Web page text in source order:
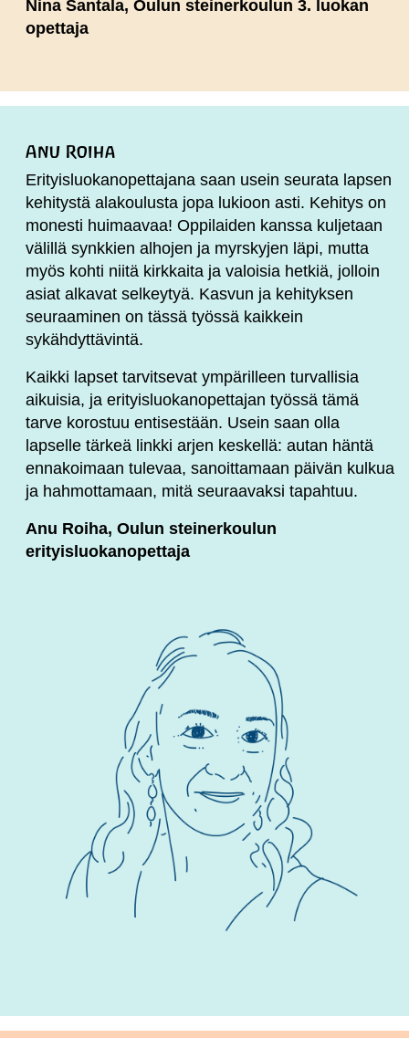
Nina Santala, Oulun steinerkoulun 3. luokan
opettaja
Anu Roiha
Erityisluokanopettajana saan usein seurata lapsen
kehitystä alakoulusta jopa lukioon asti. Kehitys on
monesti huimaavaa! Oppilaiden kanssa kuljetaan
välillä synkkien alhojen ja myrskyjen läpi, mutta
myös kohti niitä kirkkaita ja valoisia hetkiä, jolloin
asiat alkavat selkeytyä. Kasvun ja kehityksen
seuraaminen on tässä työssä kaikkein
sykähdyttävintä.
Kaikki lapset tarvitsevat ympärilleen turvallisia
aikuisia, ja erityisluokanopettajan työssä tämä
tarve korostuu entisestään. Usein saan olla
lapselle tärkeä linkki arjen keskellä: autan häntä
ennakoimaan tulevaa, sanoittamaan päivän kulkua
ja hahmottamaan, mitä seuraavaksi tapahtuu.
Anu Roiha, Oulun steinerkoulun
erityisluokanopettaja